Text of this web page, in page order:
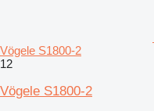
Vögele S1800-2
12
Vögele S1800-2